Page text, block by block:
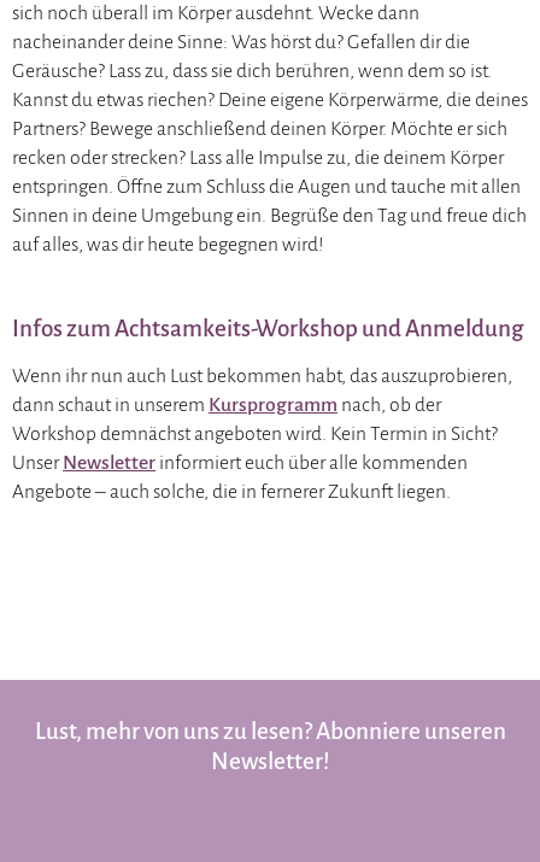
sich noch überall im Körper ausdehnt. Wecke dann
nacheinander deine Sinne: Was hörst du? Gefallen dir die
Geräusche? Lass zu, dass sie dich berühren, wenn dem so ist.
Kannst du etwas riechen? Deine eigene Körperwärme, die deines
Partners? Bewege anschließend deinen Körper. Möchte er sich
recken oder strecken? Lass alle Impulse zu, die deinem Körper
entspringen. Öffne zum Schluss die Augen und tauche mit allen
Sinnen in deine Umgebung ein. Begrüße den Tag und freue dich
auf alles, was dir heute begegnen wird!
Infos zum Achtsamkeits-Workshop und Anmeldung
Wenn ihr nun auch Lust bekommen habt, das auszuprobieren,
dann schaut in unserem Kursprogramm nach, ob der
Workshop demnächst angeboten wird. Kein Termin in Sicht?
UnserNewsletter informiert euch über alle kommenden
Angebote – auch solche, die in fernerer Zukunft liegen.
Lust, mehr von uns zu lesen? Abonniere unseren
Newsletter!